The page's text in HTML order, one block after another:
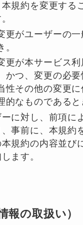
規約を変更する
更がユーザーの
更が本サービス
かつ、変更の必
性その他の変更
的なものであると
に対し、前項に
事前に、本規約
規約の内容並び
ます。
報の取扱い）